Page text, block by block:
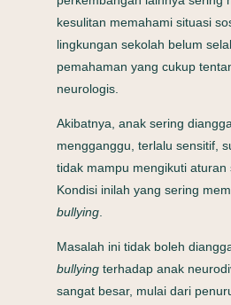
kesulitan memahami situasi
lingkungan sekolah belum
pemahaman yang cukup
neurologis.
Akibatnya, anak sering
mengganggu, terlalu sensitif,
tidak mampu mengikuti aturan
Kondisi inilah yang sering
bullying.
Masalah ini tidak boleh
bullying terhadap anak
sangat besar, mulai dari